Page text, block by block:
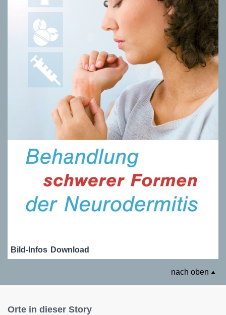
Bild-Infos Download
nach oben
Orte in dieser Story